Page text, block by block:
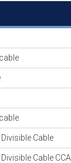
Cable
Cable CCA